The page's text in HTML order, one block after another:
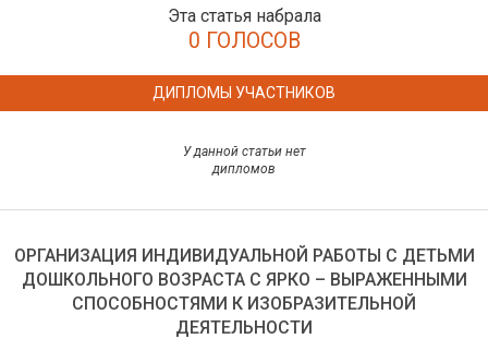
Эта статья набрала
0 ГОЛОСОВ
ДИПЛОМЫ УЧАСТНИКОВ
У данной статьи нет
дипломов
ОРГАНИЗАЦИЯ ИНДИВИДУАЛЬНОЙ РАБОТЫ С ДЕТЬМИ
ДОШКОЛЬНОГО ВОЗРАСТА С ЯРКО – ВЫРАЖЕННЫМИ
СПОСОБНОСТЯМИ К ИЗОБРАЗИТЕЛЬНОЙ
ДЕЯТЕЛЬНОСТИ